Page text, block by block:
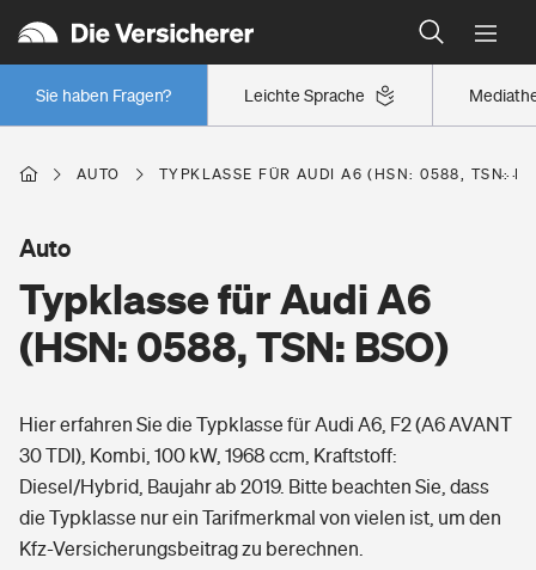
Leichte Sprache
Sie haben Fragen?
Wer versichert was: Jetzt Versicherer finden
Regionalklassen: So ist Ihre Region eingestuft
Wer versichert was: Jetzt Versicherer finden
Berufsunfähigkeitsversicherung
Erwerbsunfähigkeitsversicherung
Grundfähigkeitsversicherung
Arbeitsrechtsschutz
Berufshaftpflichtversicherung
Wohnen
Elementarversicherung
Freizeit
Pri­vate Haft­pflicht­
Gesundheit
AUTO TYPKLASSE FÜR AUDI A6 (HSN: 0588, TSN:
Typklasse für Audi A6
(HSN: 0588, TSN: BSO)
Auto
Hier erfahren Sie die Typklasse für Audi A6, F2 (A6 AVANT
30 TDI), Kombi, 100 kW, 1968 ccm, Kraftstoff:
Diesel/Hybrid, Baujahr ab 2019. Bitte beachten Sie, dass
die Typklasse nur ein Tarifmerkmal von vielen ist, um den
Kfz-Versicherungsbeitrag zu berechnen.